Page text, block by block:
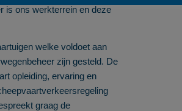
is ons werkterrein en deze
welke voldoet aan
zijn gesteld. De
opleiding, ervaring en
graag de